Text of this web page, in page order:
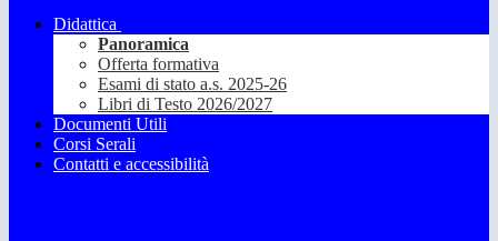
Didattica
Panoramica
Offerta formativa
Esami di stato a.s. 2025-26
Libri di Testo 2026/2027
Documenti Utili
Corsi Serali
Contatti e accessibilità